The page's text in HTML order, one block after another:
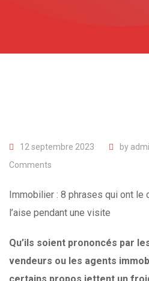
12 septembre 2023 by
Comments
Immobilier : 8 phrases qui ont le
l’aise pendant une visite
Qu’ils soient prononcés par
vendeurs ou les agents